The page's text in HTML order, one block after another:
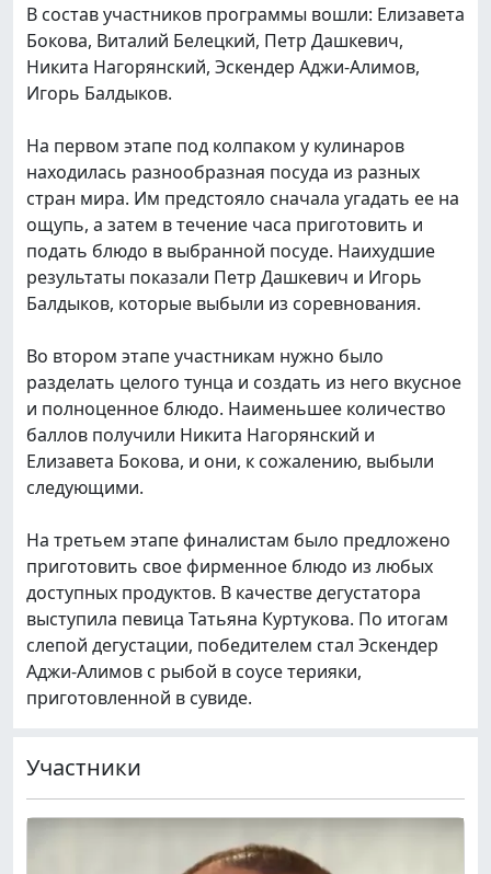
В состав участников программы вошли: Елизавета
Бокова, Виталий Белецкий, Петр Дашкевич,
Никита Нагорянский, Эскендер Аджи-Алимов,
Игорь Балдыков.
На первом этапе под колпаком у кулинаров
находилась разнообразная посуда из разных
стран мира. Им предстояло сначала угадать ее на
ощупь, а затем в течение часа приготовить и
подать блюдо в выбранной посуде. Наихудшие
результаты показали Петр Дашкевич и Игорь
Балдыков, которые выбыли из соревнования.
Во втором этапе участникам нужно было
разделать целого тунца и создать из него вкусное
и полноценное блюдо. Наименьшее количество
баллов получили Никита Нагорянский и
Елизавета Бокова, и они, к сожалению, выбыли
следующими.
На третьем этапе финалистам было предложено
приготовить свое фирменное блюдо из любых
доступных продуктов. В качестве дегустатора
выступила певица Татьяна Куртукова. По итогам
слепой дегустации, победителем стал Эскендер
Аджи-Алимов с рыбой в соусе терияки,
приготовленной в сувиде.
Участники